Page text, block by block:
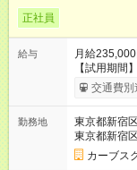
正社員
給与
月給
【試用期間
と給与に、
用時と同じ
交通費別
勤務地
東京都新宿区
東京都新宿
カーブス